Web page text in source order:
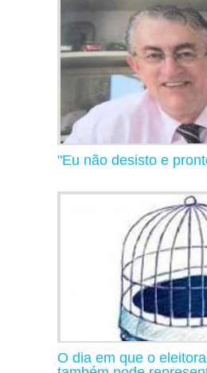
"Eu não desisto e
O dia em que o